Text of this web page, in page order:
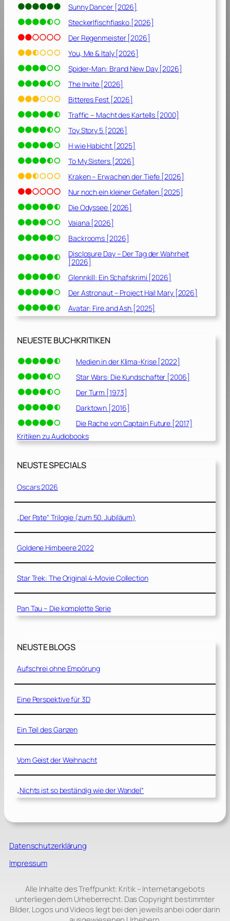
d
i
e
F
ä
e
n
[
2
0
0
3
]
Sunny Dancer [2026]
Steckerlfischfiasko [2026]
Der Regenmeister [2026]
You, Me & Italy [2026]
Spider-Man: Brand New Day [2026]
The Invite [2026]
Bitteres Fest [2026]
Traffic – Macht des Kartells [2000]
Toy Story 5 [2026]
H wie Habicht [2025]
To My Sisters [2026]
Kraken – Erwachen der Tiefe [2026]
Nur noch ein kleiner Gefallen [2025]
Die Odyssee [2026]
Vaiana [2026]
Backrooms [2026]
Disclosure Day – Der Tag der Wahrheit
[2026]
Glennkill: Ein Schafskrimi [2026]
Der Astronaut – Project Hail Mary [2026]
Avatar: Fire and Ash [2025]
NEUESTE BUCHKRITIKEN
Medien in der Klima-Krise [2022]
Star Wars: Die Kundschafter [2006]
Der Turm [1973]
Darktown [2016]
Die Rache von Captain Future [2017]
Kritiken zu Audiobooks
NEUSTE SPECIALS
Oscars 2026
„Der Pate“ Trilogie (zum 50. Jubiläum)
Goldene Himbeere 2022
Star Trek: The Original 4-Movie Collection
Pan Tau – Die komplette Serie
NEUSTE BLOGS
Aufschrei ohne Empörung
Eine Perspektive für 3D
Ein Teil des Ganzen
Vom Geist der Weihnacht
„Nichts ist so beständig wie der Wandel“
Datenschutzerklärung
Impressum
Alle Inhalte des Treffpunkt: Kritik – Internetangebots
unterliegen dem Urheberrecht. Das Copyright bestimmter
Bilder, Logos und Videos liegt bei den jeweils anbei oder darin